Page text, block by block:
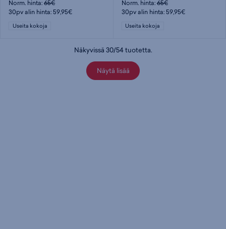
Norm. hinta:65€
30pv alin hinta: 59,95€
Useita kokoja
Norm. hinta:65€
30pv alin hinta: 59,95€
Useita kokoja
Näkyvissä 30/54tuotetta.
Näytä lisää